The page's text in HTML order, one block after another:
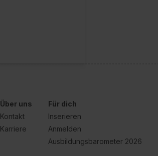
Über uns
Kontakt
Karriere
Für dich
Inserieren
Anmelden
Ausbildungsbarometer 2026